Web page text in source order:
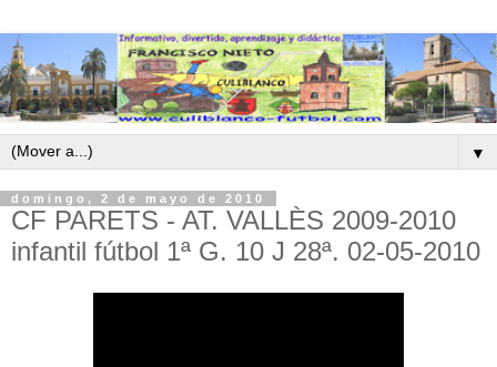
▼
domingo, 2 de mayo de 2010
CF PARETS - AT. VALLÈS 2009-2010
infantil fútbol 1ª G. 10 J 28ª. 02-05-2010